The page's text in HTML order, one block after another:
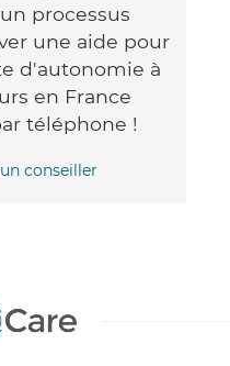
processus
une aide pour
d'autonomie à
en France
téléphone !
conseiller